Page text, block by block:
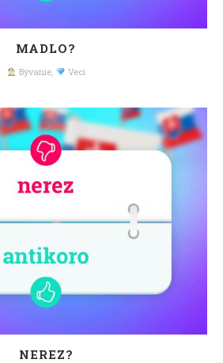
MADLO?
Bývanie, Veci
NEREZ?